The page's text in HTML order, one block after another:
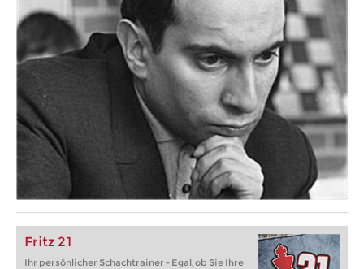
Fritz 21
Ihr persönlicher Schachtrainer - Egal, ob Sie Ihre